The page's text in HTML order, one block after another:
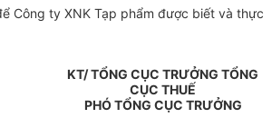
Công ty XNK Tạp phẩm được biết và thực
KT/ TỔNG CỤC TRƯỞNG TỔNG
CỤC THUẾ
PHÓ TỔNG CỤC TRƯỞNG